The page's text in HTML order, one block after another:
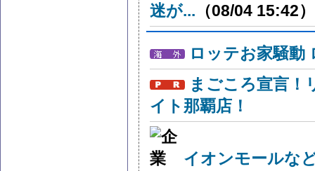
迷が... （08/04 15:42）
ロッテお家騒
まごころ宣言！
イト那覇店！
イオンモールな